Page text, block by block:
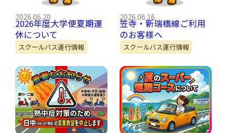
2026.06.20
2026年度大学便夏期運
休について
スクールバス運行情報
2026.06.16
笠寺・新瑞橋線ご利用
のお客様へ
スクールバス運行情報